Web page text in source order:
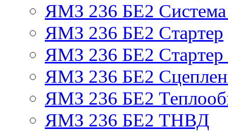
ЯМЗ 236 БЕ2
ЯМЗ 236 БЕ2 Стартер
ЯМЗ 236 БЕ2 Стартер
ЯМЗ 236 БЕ2
ЯМЗ 236 БЕ2
ЯМЗ 236 БЕ2 ТНВД